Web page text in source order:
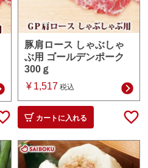
豚肩ロース しゃぶしゃ
ぶ用 ゴールデンポーク
300ｇ
¥ 1,517 税込
カートに入れる